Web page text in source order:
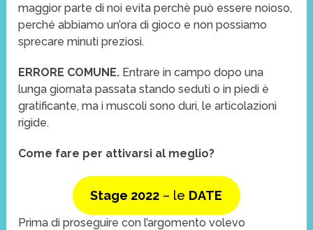
maggior parte di noi evita perchè può essere noioso,
perché abbiamo un’ora di gioco e non possiamo
sprecare minuti preziosi.
ERRORE COMUNE. Entrare in campo dopo una
lunga giornata passata stando seduti o in piedi è
gratificante, ma i muscoli sono duri, le articolazioni
rigide.
Come fare per attivarsi al meglio?
Stage 2022 – le DATE
Prima di proseguire con l’argomento volevo